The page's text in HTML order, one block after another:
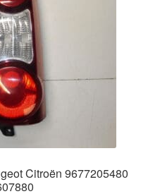
Citroën 9677205480